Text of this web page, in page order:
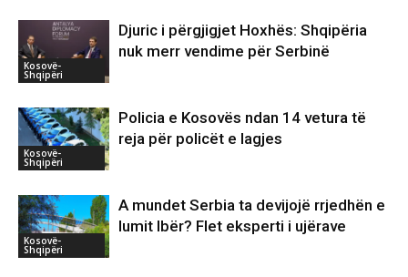
Kosovë-
Shqipëri
Djuric i përgjigjet Hoxhës: Shqipëria
nuk merr vendime për Serbinë
Kosovë-
Shqipëri
Policia e Kosovës ndan 14 vetura të
reja për policët e lagjes
Kosovë-
Shqipëri
A mundet Serbia ta devijojë rrjedhën e
lumit Ibër? Flet eksperti i ujërave